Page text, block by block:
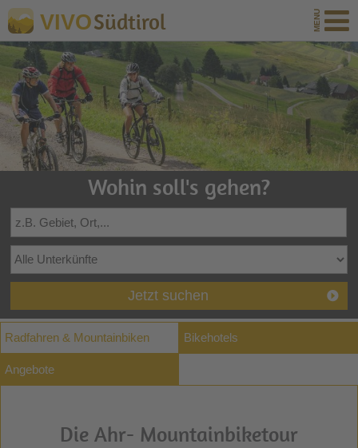
VIVOSüdtirol
Wohin soll's gehen?
Jetzt suchen
Radfahren & Mountainbiken Bikehotels
Angebote
Die Ahr- Mountainbiketour